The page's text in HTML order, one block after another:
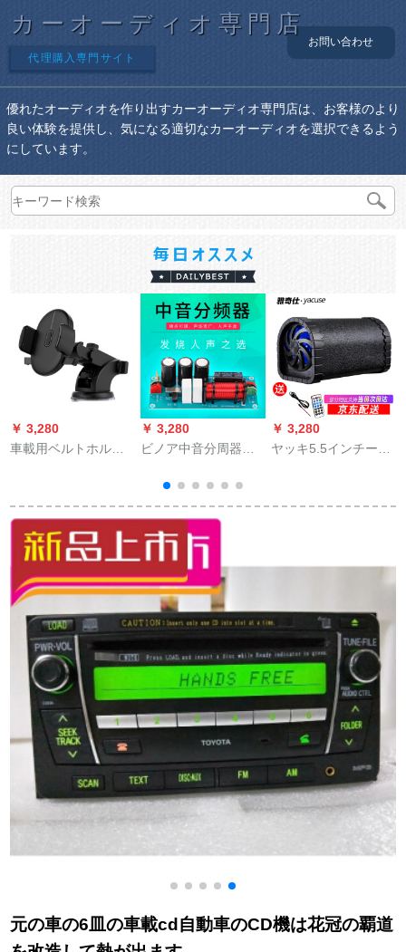
カーオーディオ専門店
代理購入専門サイト
お問い合わせ
優れたオーディオを作り出すカーオーディオ専門店は、お客様のより
良い体験を提供し、気になる適切なカーオーディオを選択できるよう
にしています。
￥ 3,280
車載用ベルトホルダ
ク新品円形円弧モア
￥ 3,280
ビノア中音分周器自
ピー分周器音响中音
分音器M-111
￥ 3,280
ヤッキ5.5インチー車
Bluetoothオーディ大
ディング黒の標準装
ガレット用の電源
元の車の6皿の車載cd自動車のCD機は花冠の覇道